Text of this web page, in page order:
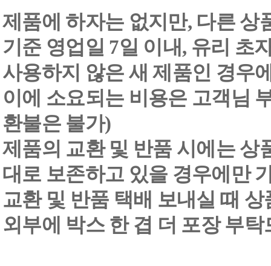
제품에 하자는 없지만, 다른 상
기준 영업일 7일 이내, 유리 초
사용하지 않은 새 제품인 경우
이에 소요되는 비용은 고객님
환불은 불가)
제품의 교환 및 반품 시에는 상
대로 보존하고 있을 경우에만
교환 및 반품 택배 보내실 때
외부에 박스 한 겹 더 포장 부탁